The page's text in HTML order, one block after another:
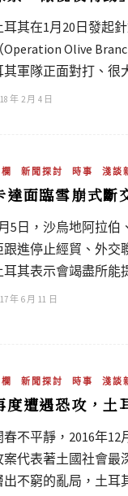
耳其在1月20日發起
Operation Olive
其軍隊正面對打、很
年 2 月 4 日
新聞探討 時事 淺談
達面臨雪崩式斷
5日，沙烏地阿拉伯
跟進停止經貿、外交
耳其表示會竭盡所
年 6 月 11 日
新聞探討 時事 淺談
度遭遇恐攻，土
春不平靜，2016年
案代表著土國社會最
出不窮的亂局，土耳